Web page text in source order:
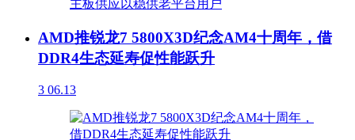
AMD推锐龙7 5800X3D纪念AM4十周年，借
DDR4生态延寿促性能跃升
3 06.13